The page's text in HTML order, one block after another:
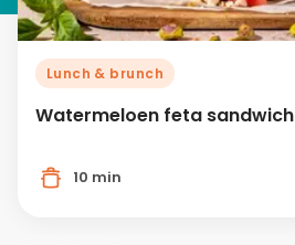
Lunch & brunch
Watermeloen feta sandwich
10 min